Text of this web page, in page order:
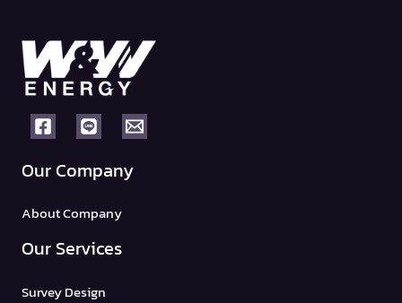
Our Company
About Company
Our Services
Survey Design